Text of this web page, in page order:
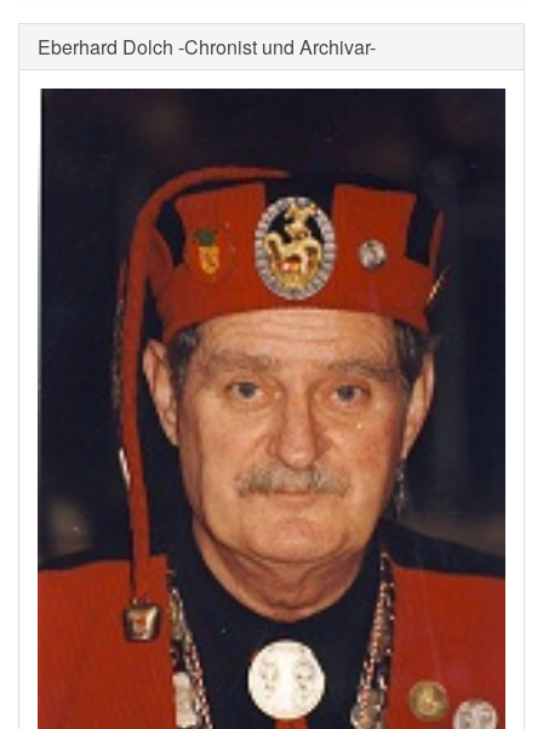
Eberhard Dolch -Chronist und Archivar-